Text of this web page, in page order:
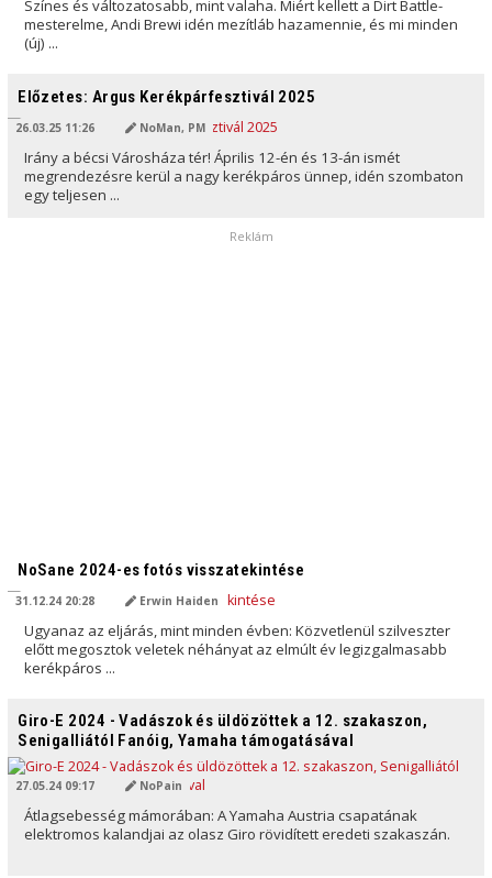
Színes és változatosabb, mint valaha. Miért kellett a Dirt Battle-
mesterelme, Andi Brewi idén mezítláb hazamennie, és mi minden
(új) ...
Előzetes: Argus Kerékpárfesztivál 2025
26.03.25 11:26 NoMan, PM
Irány a bécsi Városháza tér! Április 12-én és 13-án ismét
megrendezésre kerül a nagy kerékpáros ünnep, idén szombaton
egy teljesen ...
Reklám
NoSane 2024-es fotós visszatekintése
31.12.24 20:28 Erwin Haiden
Ugyanaz az eljárás, mint minden évben: Közvetlenül szilveszter
előtt megosztok veletek néhányat az elmúlt év legizgalmasabb
kerékpáros ...
Giro-E 2024 - Vadászok és üldözöttek a 12. szakaszon,
Senigalliától Fanóig, Yamaha támogatásával
27.05.24 09:17 NoPain
Átlagsebesség mámorában: A Yamaha Austria csapatának
elektromos kalandjai az olasz Giro rövidített eredeti szakaszán.